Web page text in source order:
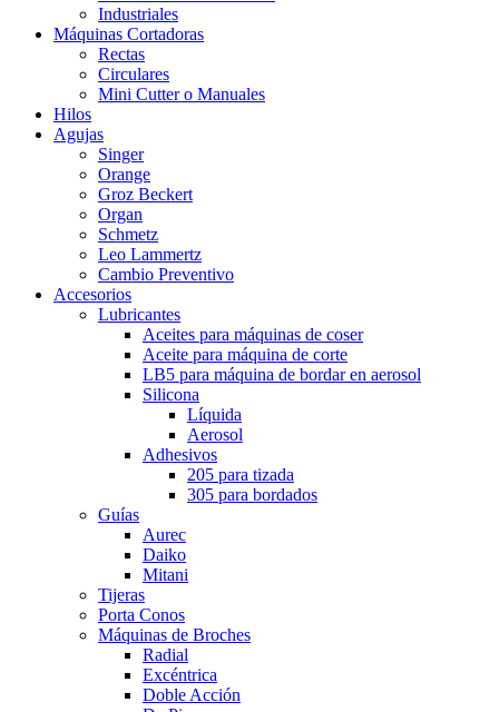
Industriales
Máquinas Cortadoras
Rectas
Circulares
Mini Cutter o Manuales
Hilos
Agujas
Singer
Orange
Groz Beckert
Organ
Schmetz
Leo Lammertz
Cambio Preventivo
Accesorios
Lubricantes
Aceites para máquinas de coser
Aceite para máquina de corte
LB5 para máquina de bordar en aerosol
Silicona
Líquida
Aerosol
Adhesivos
205 para tizada
305 para bordados
Guías
Aurec
Daiko
Mitani
Tijeras
Porta Conos
Máquinas de Broches
Radial
Excéntrica
Doble Acción